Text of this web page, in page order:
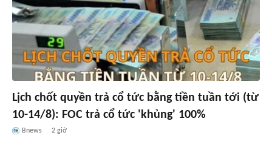
Lịch chốt quyền trả cổ tức bằng tiền tuần tới (từ
10-14/8): FOC trả cổ tức 'khủng' 100%
Bnews 2 giờ